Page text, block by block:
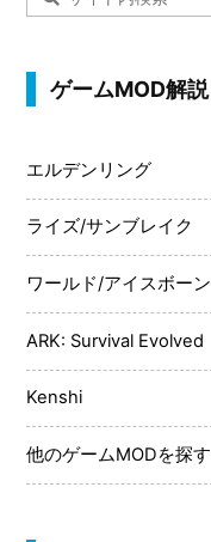
ゲームMOD解説
エルデンリング
ライズ/サンブレイク
ワールド/アイスボーン
ARK: Survival Evolved
Kenshi
他のゲームMODを探す